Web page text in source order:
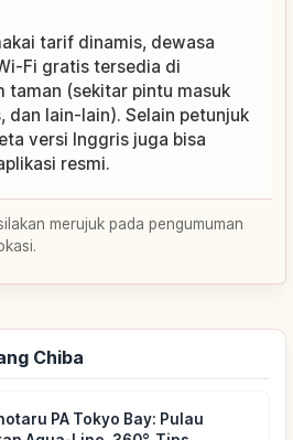
tarif dinamis, dewasa
Fi gratis tersedia di
taman (sekitar pintu masuk
dan lain-lain). Selain petunjuk
versi Inggris juga bisa
resmi.
merujuk pada pengumuman
Chiba
PA Tokyo Bay: Pulau